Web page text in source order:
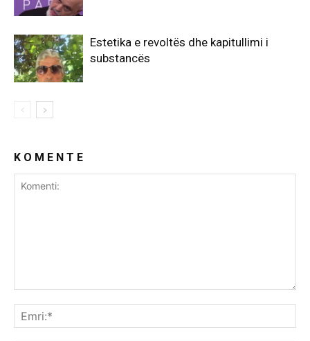
Estetika e revoltës dhe kapitullimi i
substancës
K O M E N T E